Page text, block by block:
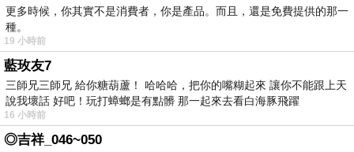
更多時候，你其實不是消費者，你是產品。而且，還是免費提供的那一
種。
19 小時前
藍玫友7
三師兄三師兄 給你糖葫蘆！ 哈哈哈，把你的嘴糊起來 讓你不能跟上天
說我壞話 好吧！玩打蟑螂是有點髒 那一起來去看白海豚飛躍
16 小時前
◎吉祥_046~050